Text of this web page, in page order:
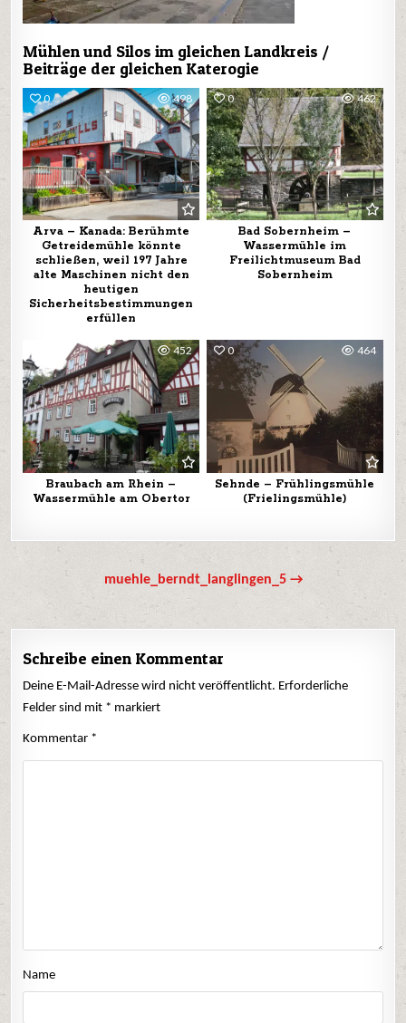
Mühlen und Silos im gleichen Landkreis /
Beiträge der gleichen Katerogie
0 498
Arva – Kanada: Berühmte
Getreidemühle könnte
schließen, weil 197 Jahre
alte Maschinen nicht den
heutigen
Sicherheitsbestimmungen
erfüllen
0 462
Bad Sobernheim –
Wassermühle im
Freilichtmuseum Bad
Sobernheim
452
Braubach am Rhein –
Wassermühle am Obertor
0 464
Sehnde – Frühlingsmühle
(Frielingsmühle)
Beitrags-
Navigation
muehle_berndt_langlingen_5 →
Schreibe einen Kommentar
Deine E-Mail-Adresse wird nicht veröffentlicht. Erforderliche
Felder sind mit * markiert
Kommentar *
Name